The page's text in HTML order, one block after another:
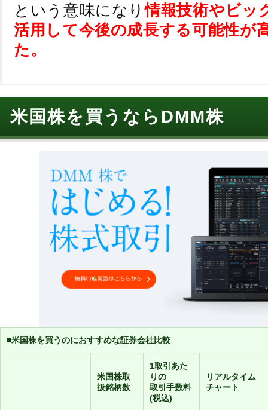
という意味になり情報技術やビッ
活用して今後の成長する可能性が
た。
米国株を買うならDMM株
■米国株を買うのにおすすめな証券会社比較
米国株取
扱銘柄数
1取引あた
りの
取引手数料
(税込)
リアルタイム
チャート